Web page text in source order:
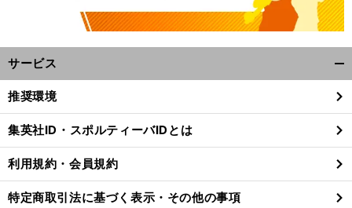
サービス
閉
る
推奨環境
集英社ID・スポルティーバIDとは
利用規約・会員規約
特定商取引法に基づく表示・その他の事項